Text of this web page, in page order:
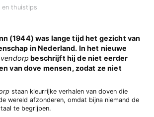
en thuistips
(1944) was lange tijd het gezicht van
in Nederland. In het nieuwe
beschrijft hij de niet eerder
van dove mensen, zodat ze niet
staan kleurrijke verhalen van doven die
wereld afzonderen, omdat bijna niemand de
te begrijpen.